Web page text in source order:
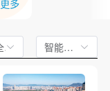
更多
全文 智能排序